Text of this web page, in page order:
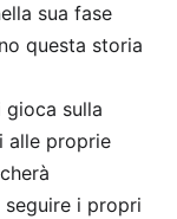
sua fase
questa storia
sulla
alle proprie
i propri